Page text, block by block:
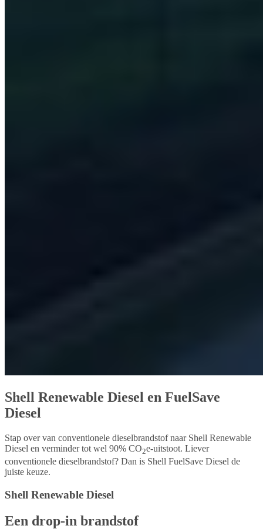
Shell Renewable Diesel en FuelSave
Diesel
Stap over van conventionele dieselbrandstof naar Shell Renewable
Diesel en verminder tot wel 90% CO2e-uitstoot. Liever
conventionele dieselbrandstof? Dan is Shell FuelSave Diesel de
juiste keuze.
Shell Renewable Diesel
Een drop-in brandstof